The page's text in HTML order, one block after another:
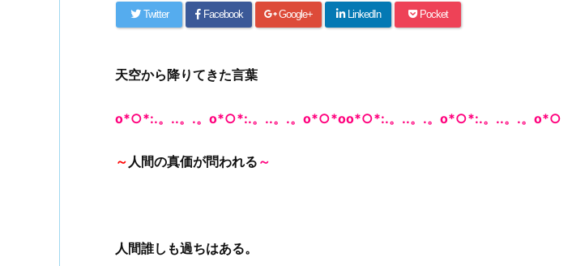
Twitter Facebook Google+ LinkedIn Pocket
天空から降りてきた言葉
o*○*:.。..。.。o*○*:.。..。.。o*○*oo*○*:.。..。.。o*○*:.。..。.。o*○
～ 人間の真価が問われる ～
人間誰しも過ちはある。